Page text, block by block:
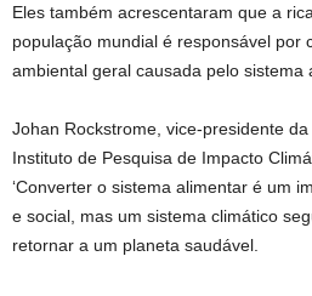
Eles também acrescentaram que a
população mundial é responsável por
ambiental geral causada pelo sistema
Johan Rockstrome, vice-presidente
Instituto de Pesquisa de Impacto
‘Converter o sistema alimentar é um
e social, mas um sistema climático
retornar a um planeta saudável.